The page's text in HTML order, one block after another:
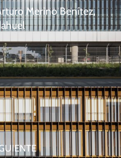
Merino Benítez,